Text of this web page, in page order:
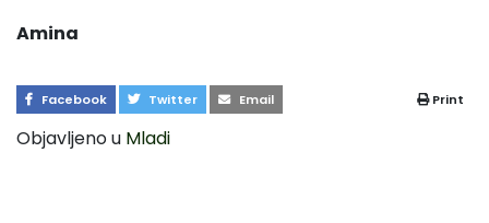
Amina
Facebook Twitter Email Print
Objavljeno u Mladi